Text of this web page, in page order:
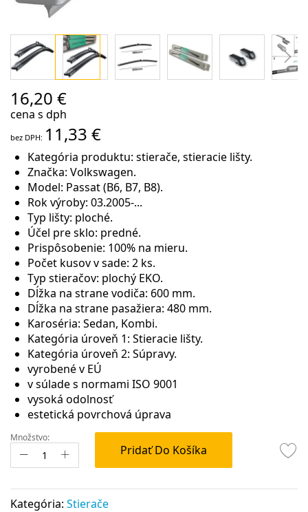
na
začiatok
galérie
16,20 €
cena s dph
11,33 €
Kategória produktu: stierače, stieracie lišty.
Značka: Volkswagen.
Model: Passat (B6, B7, B8).
Rok výroby: 03.2005-...
Typ lišty: ploché.
Účel pre sklo: predné.
Prispôsobenie: 100% na mieru.
Počet kusov v sade: 2 ks.
Typ stieračov: plochý EKO.
Dĺžka na strane vodiča: 600 mm.
Dĺžka na strane pasažiera: 480 mm.
Karoséria: Sedan, Kombi.
Kategória úroveň 1: Stieracie lišty.
Kategória úroveň 2: Súpravy.
vyrobené v EÚ
v súlade s normami ISO 9001
vysoká odolnosť
estetická povrchová úprava
Množstvo:
Pridať Do Košíka
Kategória: Stierače